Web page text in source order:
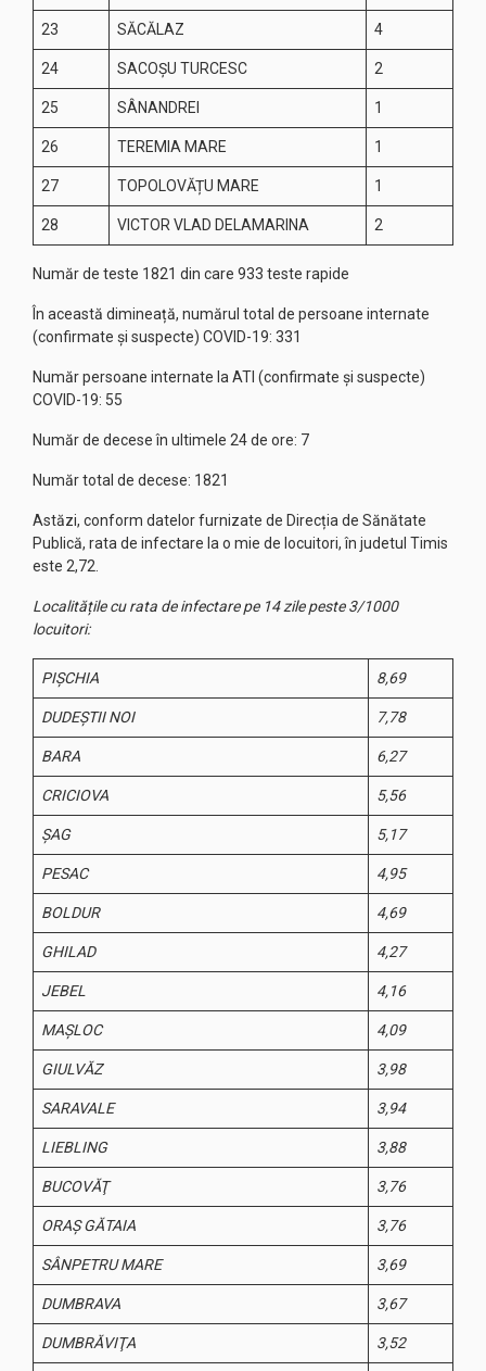
23 SĂCĂLAZ 4
24 SACOŞU TURCESC 2
25 SÂNANDREI 1
26 TEREMIA MARE 1
27 TOPOLOVĂȚU MARE 1
28 VICTOR VLAD DELAMARINA 2
Număr de teste 1821 din care 933 teste rapide
În această dimineață, numărul total de persoane internate
(confirmate și suspecte) COVID-19: 331
Număr persoane internate la ATI (confirmate și suspecte)
COVID-19: 55
Număr de decese în ultimele 24 de ore: 7
Număr total de decese: 1821
Astăzi, conform datelor furnizate de Direcția de Sănătate
Publică, rata de infectare la o mie de locuitori, în judetul Timis
este 2,72.
Localitățile cu rata de infectare pe 14 zile peste 3/1000
locuitori:
PIŞCHIA 8,69
DUDEŞTII NOI 7,78
BARA 6,27
CRICIOVA 5,56
ŞAG 5,17
PESAC 4,95
BOLDUR 4,69
GHILAD 4,27
JEBEL 4,16
MAŞLOC 4,09
GIULVĂZ 3,98
SARAVALE 3,94
LIEBLING 3,88
BUCOVĂŢ 3,76
ORAŞ GĂTAIA 3,76
SÂNPETRU MARE 3,69
DUMBRAVA 3,67
DUMBRĂVIŢA 3,52